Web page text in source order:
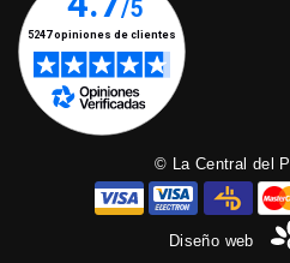
© La Central del
Diseño web